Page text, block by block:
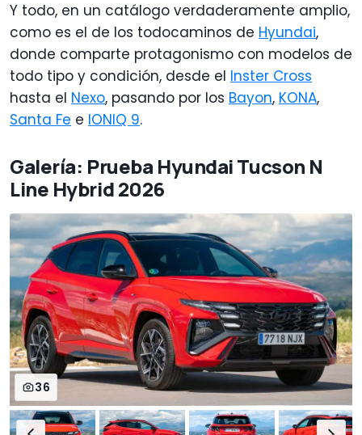
Y todo, en un catálogo verdaderamente amplio,
como es el de los todocaminos de Hyundai,
donde comparte protagonismo con modelos de
todo tipo y condición, desde el Inster Cross
hasta el Nexo, pasando por los Bayon, KONA,
Santa Fe e IONIQ 9.
Galería: Prueba Hyundai Tucson N
Line Hybrid 2026
36